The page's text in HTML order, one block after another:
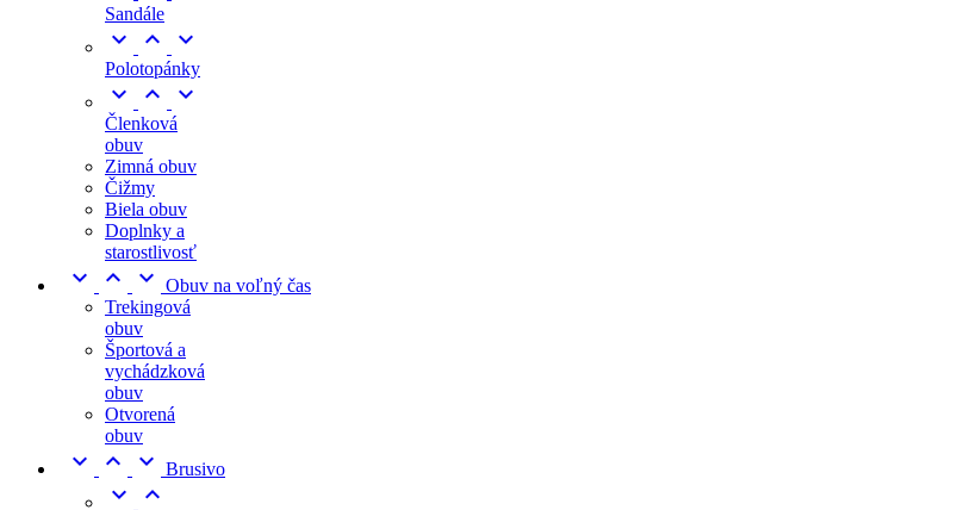
Sandále
  
Polotopánky
  
Členková
obuv
Zimná obuv
Čižmy
Biela obuv
Doplnky a
starostlivosť
   Obuv na voľný čas
Trekingová
obuv
Športová a
vychádzková
obuv
Otvorená
obuv
   Brusivo

